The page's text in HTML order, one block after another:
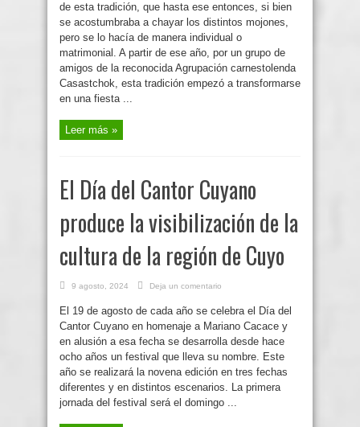
de esta tradición, que hasta ese entonces, si bien
se acostumbraba a chayar los distintos mojones,
pero se lo hacía de manera individual o
matrimonial. A partir de ese año, por un grupo de
amigos de la reconocida Agrupación carnestolenda
Casastchok, esta tradición empezó a transformarse
en una fiesta ...
Leer más »
El Día del Cantor Cuyano
produce la visibilización de la
cultura de la región de Cuyo
9 agosto, 2024 Deja un comentario
El 19 de agosto de cada año se celebra el Día del
Cantor Cuyano en homenaje a Mariano Cacace y
en alusión a esa fecha se desarrolla desde hace
ocho años un festival que lleva su nombre. Este
año se realizará la novena edición en tres fechas
diferentes y en distintos escenarios. La primera
jornada del festival será el domingo ...